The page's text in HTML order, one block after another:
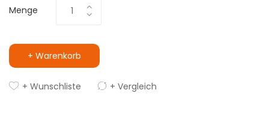
Menge
+ Warenkorb
+ Wunschliste + Vergleich